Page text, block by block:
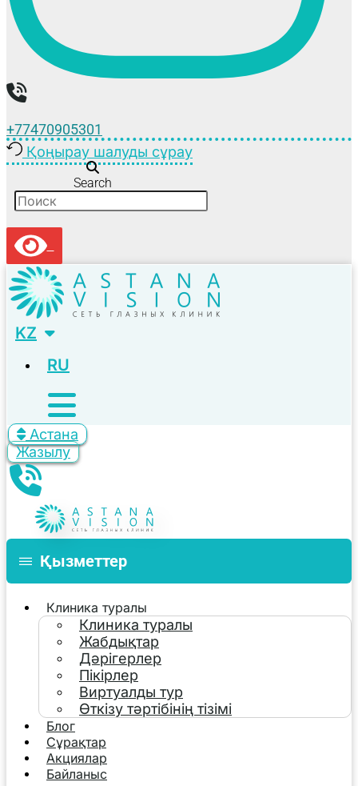
+77470905301
Қоңырау шалуды сұрау
Search
KZ
RU
Астана
Жазылу
Қызметтер
Клиника туралы
Клиника туралы
Жабдықтар
Дәрігерлер
Пікірлер
Виртуалды тур
Өткізу тәртібінің тізімі
Блог
Сұрақтар
Акциялар
Байланыс